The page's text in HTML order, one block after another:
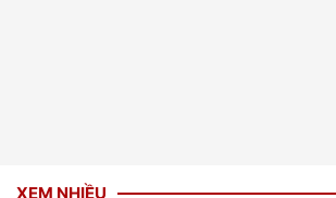
XEM NHIỀU